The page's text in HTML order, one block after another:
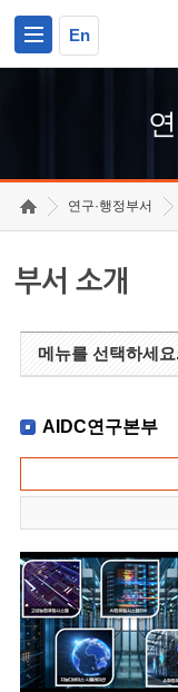
En
연구·행정부서
부서 소개
메뉴를 선택하세
AIDC연구본부